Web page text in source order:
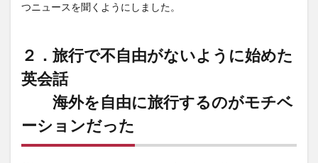
つニュースを聞くようにしました。
２． 旅行で不自由がないように始めた
英会話
海外を自由に旅行するのがモチベ
ーションだった